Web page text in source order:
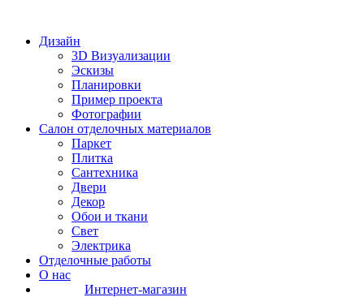
Дизайн
3D Визуализации
Эскизы
Планировки
Пример проекта
Фотографии
Салон отделочных материалов
Паркет
Плитка
Сантехника
Двери
Декор
Обои и ткани
Свет
Электрика
Отделочные работы
О нас
Интернет-магазин